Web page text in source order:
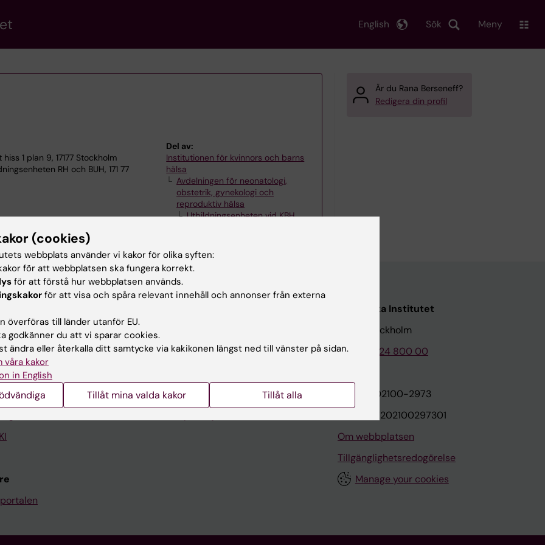
Sök
English Meny
1 plan 9, 17177 Stockholm
RH och BUH, 171 77
Del av:
Institutionen för kvinnors och barns
hälsa
Avdelningen för neonatologi,
obstetrik, gynekologi och
reproduktiv hälsa
Utbildningsenheten vid KBH
Är du Rana Berseneff?
Redigera din profil
Universitetsbiblioteket
Stöd forskning och utbildning
Karolinska Institutet Innovation
Karolinska Institutet
171 77 Stockholm
Tel: 08-524 800 00
Org.nr: 202100-2973
VAT.nr: SE202100297301
Om webbplatsen
Tillgänglighetsredogörelse
Manage your cookies
(cookies)
webbplats använder vi kakor för olika syften:
för att webbplatsen ska fungera korrekt.
för att förstå hur webbplatsen används.
för att visa och spåra relevant innehåll och annonser från externa
överföras till länder utanför EU.
godkänner du att vi sparar cookies.
ändra eller återkalla ditt samtycke via kakikonen längst ned till vänster på sidan.
våra kakor
in English
Tillåt mina valda kakor Tillåt alla